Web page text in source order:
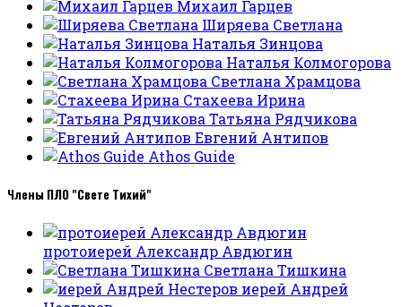
Михаил Гарцев
Ширяева Светлана
Наталья Зинцова
Наталья Колмогорова
Светлана Храмцова
Стахеева Ирина
Татьяна Рядчикова
Евгений Антипов
Athos Guide
Члены ПЛО "Свете Тихий"
протоиерей Александр Авдюгин
Светлана Тишкина
иерей Андрей